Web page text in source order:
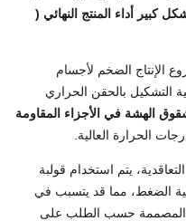
كبير أداء المنتج النهائي (
الإنتاج الضخم لأجسام
التشكيل بالحقن الحراري
الهشة في الأجزاء المقاومة
الحرارة العالية.
يتم استخدام قولبة
الضغط، مما قد يتسبب في
المصممة حسب الطلب على